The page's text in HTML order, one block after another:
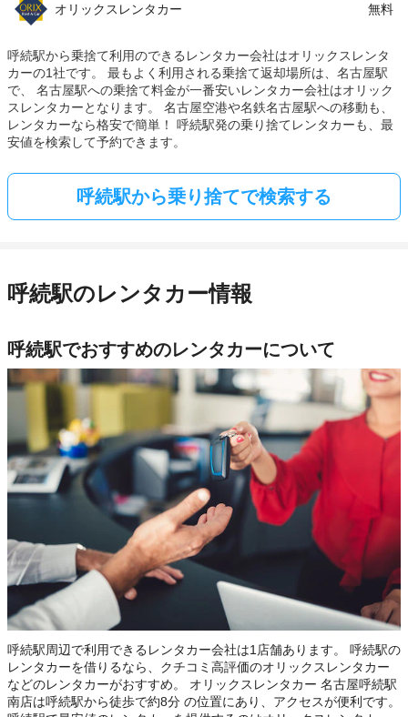
オリックスレンタカー 無料
呼続駅から乗捨て利用のできるレンタカー会社はオリックスレンタ
カーの1社です。 最もよく利用される乗捨て返却場所は、名古屋駅
で、 名古屋駅への乗捨て料金が一番安いレンタカー会社はオリック
スレンタカーとなります。 名古屋空港や名鉄名古屋駅への移動も、
レンタカーなら格安で簡単！ 呼続駅発の乗り捨てレンタカーも、最
安値を検索して予約できます。
呼続駅から乗り捨てで検索する
呼続駅のレンタカー情報
呼続駅でおすすめのレンタカーについて
呼続駅周辺で利用できるレンタカー会社は1店舗あります。 呼続駅の
レンタカーを借りるなら、クチコミ高評価のオリックスレンタカー
などのレンタカーがおすすめ。 オリックスレンタカー 名古屋呼続駅
南店は呼続駅から徒歩で約8分 の位置にあり、アクセスが便利です。